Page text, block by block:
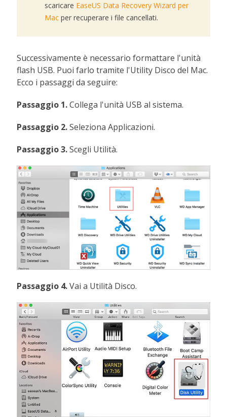
scaricare EaseUS Data Recovery Wizard per
Mac per recuperare i file cancellati.
Successivamente è necessario formattare l'unità
flash USB. Puoi farlo tramite l'Utility Disco del Mac.
Ecco i passaggi da seguire:
Passaggio 1.Collega l'unità USB al sistema.
Passaggio 2.Seleziona Applicazioni.
Passaggio 3.Scegli Utilità.
Passaggio 4.Vai a Utilità Disco.